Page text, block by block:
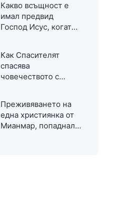
Какво всъщност е
имал предвид
Господ Исус, когато
Как Спасителят
спасява
човечеството с
Преживяването на
една християнка от
Мианмар, попаднала